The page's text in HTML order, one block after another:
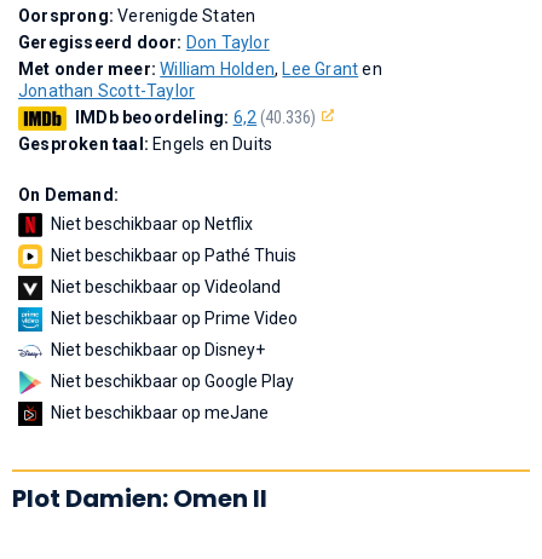
Oorsprong:Verenigde Staten
Geregisseerd door: Don Taylor
Met onder meer:William Holden, Lee Granten
Jonathan Scott-Taylor
IMDb beoordeling: 6,2 (40.336)
Gesproken taal: Engels en Duits
On Demand:
Niet beschikbaar op Netflix
Niet beschikbaar op Pathé Thuis
Niet beschikbaar op Videoland
Niet beschikbaar op Prime Video
Niet beschikbaar op Disney+
Niet beschikbaar op Google Play
Niet beschikbaar op meJane
Plot Damien: Omen II